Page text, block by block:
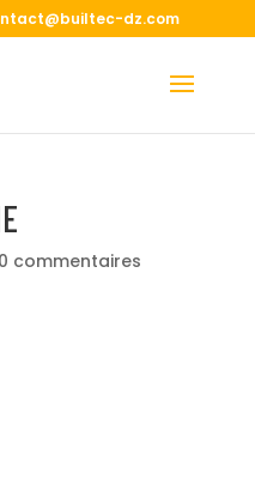
dz.com
0 commentaires